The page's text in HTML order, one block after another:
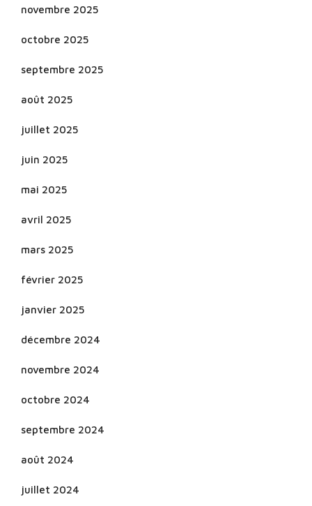
novembre 2025
octobre 2025
septembre 2025
août 2025
juillet 2025
juin 2025
mai 2025
avril 2025
mars 2025
février 2025
janvier 2025
décembre 2024
novembre 2024
octobre 2024
septembre 2024
août 2024
juillet 2024